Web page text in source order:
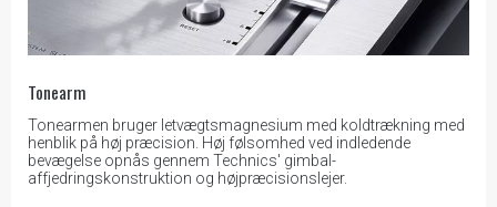
Tonearm
Tonearmen bruger letvægtsmagnesium med koldtrækning med
henblik på høj præcision. Høj følsomhed ved indledende
bevægelse opnås gennem Technics' gimbal-
affjedringskonstruktion og højpræcisionslejer.